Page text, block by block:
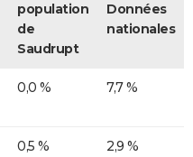
population
de
Saudrupt
Données
nationales
0,0 % 7,7 %
0,5 % 2,9 %